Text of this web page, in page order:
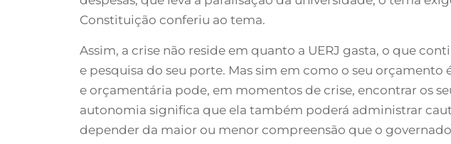
Constituição conferiu ao tema.
Assim, a crise não reside em quanto a UERJ gasta, o que
e pesquisa do seu porte. Mas sim em como o seu
e orçamentária pode, em momentos de crise, encontrar os
autonomia significa que ela também poderá administrar
depender da maior ou menor compreensão que o